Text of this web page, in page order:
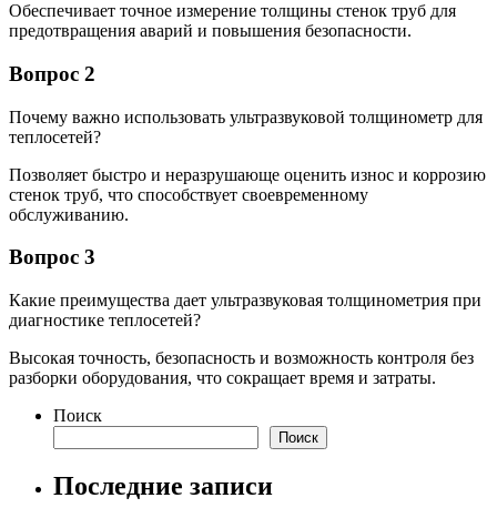
Обеспечивает точное измерение толщины стенок труб для
предотвращения аварий и повышения безопасности.
Вопрос 2
Почему важно использовать ультразвуковой толщинометр для
теплосетей?
Позволяет быстро и неразрушающе оценить износ и коррозию
стенок труб, что способствует своевременному
обслуживанию.
Вопрос 3
Какие преимущества дает ультразвуковая толщинометрия при
диагностике теплосетей?
Высокая точность, безопасность и возможность контроля без
разборки оборудования, что сокращает время и затраты.
Поиск
Поиск
Последние записи